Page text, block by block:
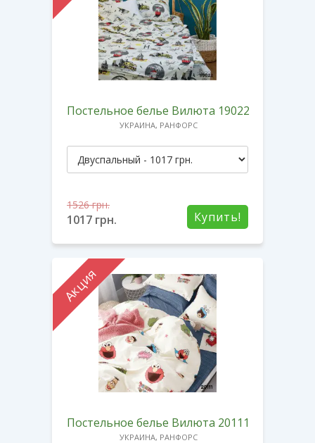
Постельное белье Вилюта 19022
УКРАИНА, РАНФОРС
Купить!
1526грн.
1017 грн.
Акция
Постельное белье Вилюта 20111
УКРАИНА, РАНФОРС